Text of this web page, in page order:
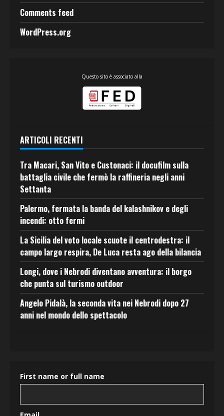
Comments feed
WordPress.org
Questo sito è associato alla
ARTICOLI RECENTI
Tra Macari, San Vito e Custonaci: il docufilm sulla
battaglia civile che fermò la raffineria negli anni
Settanta
Palermo, fermata la banda del kalashnikov e degli
incendi: otto fermi
La Sicilia del voto locale scuote il centrodestra: il
campo largo respira, De Luca resta ago della bilancia
Longi, dove i Nebrodi diventano avventura: il borgo
che punta sul turismo outdoor
Angelo Pidalà, la seconda vita nei Nebrodi dopo 27
anni nel mondo dello spettacolo
First name or full name